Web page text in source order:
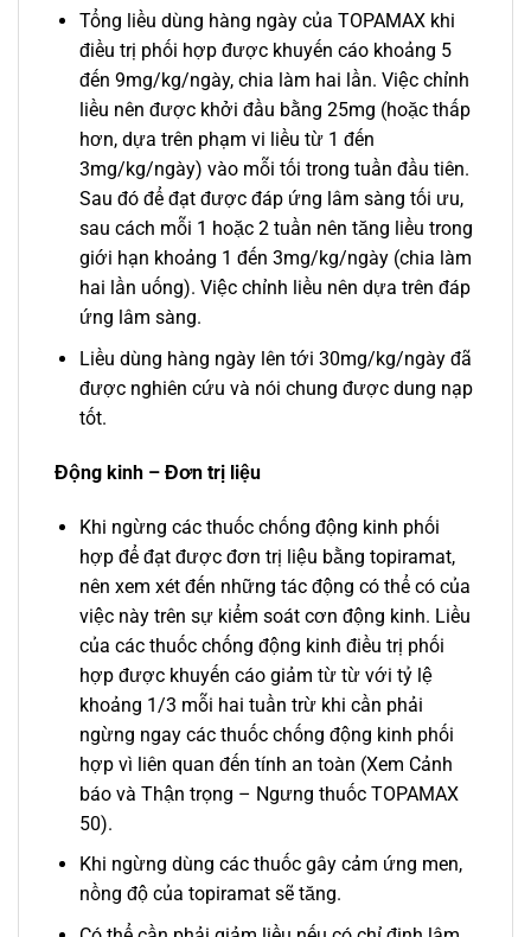
Tổng liều dùng hàng ngày của TOPAMAX khi
điều trị phối hợp được khuyến cáo khoảng 5
đến 9mg/kg/ngày, chia làm hai lần. Việc chỉnh
liều nên được khởi đầu bằng 25mg (hoặc thấp
hơn, dựa trên phạm vi liều từ 1 đến
3mg/kg/ngày) vào mỗi tối trong tuần đầu tiên.
Sau đó để đạt được đáp ứng lâm sàng tối ưu,
sau cách mỗi 1 hoặc 2 tuần nên tăng liều trong
giới hạn khoảng 1 đến 3mg/kg/ngày (chia làm
hai lần uống). Việc chỉnh liều nên dựa trên đáp
ứng lâm sàng.
Liều dùng hàng ngày lên tới 30mg/kg/ngày đã
được nghiên cứu và nói chung được dung nạp
tốt.
Động kinh – Đơn trị liệu
Khi ngừng các thuốc chống động kinh phối
hợp để đạt được đơn trị liệu bằng topiramat,
nên xem xét đến những tác động có thể có của
việc này trên sự kiểm soát cơn động kinh. Liều
của các thuốc chống động kinh điều trị phối
hợp được khuyến cáo giảm từ từ với tỷ lệ
khoảng 1/3 mỗi hai tuần trừ khi cần phải
ngừng ngay các thuốc chống động kinh phối
hợp vì liên quan đến tính an toàn (Xem Cảnh
báo và Thận trọng – Ngưng thuốc TOPAMAX
50).
Khi ngừng dùng các thuốc gây cảm ứng men,
nồng độ của topiramat sẽ tăng.